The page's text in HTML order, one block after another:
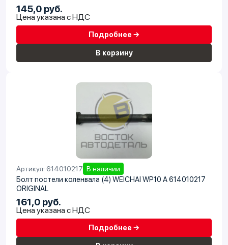
145,0 руб.
Цена указана с НДС
Подробнее →
В корзину
Артикул: 614010217 В наличии
Болт постели коленвала (4) WEICHAI WP10 A 614010217
ORIGINAL
161,0 руб.
Цена указана с НДС
Подробнее →